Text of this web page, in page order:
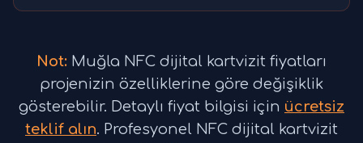
Not: Muğla NFC dijital kartvizit fiyatları
projenizin özelliklerine göre değişiklik
gösterebilir. Detaylı fiyat bilgisi için ücretsiz
teklif alın. Profesyonel NFC dijital kartvizit